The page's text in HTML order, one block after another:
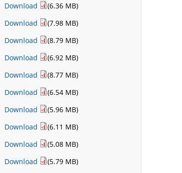
Download
(6.36 MB)
Download
(7.98 MB)
Download
(8.79 MB)
Download
(6.92 MB)
Download
(8.77 MB)
Download
(6.54 MB)
Download
(5.96 MB)
Download
(6.11 MB)
Download
(5.08 MB)
Download
(5.79 MB)